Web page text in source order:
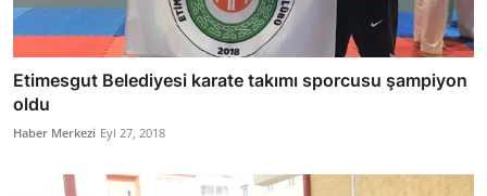
Etimesgut Belediyesi karate takımı sporcusu şampiyon
oldu
Haber Merkezi Eyl 27, 2018